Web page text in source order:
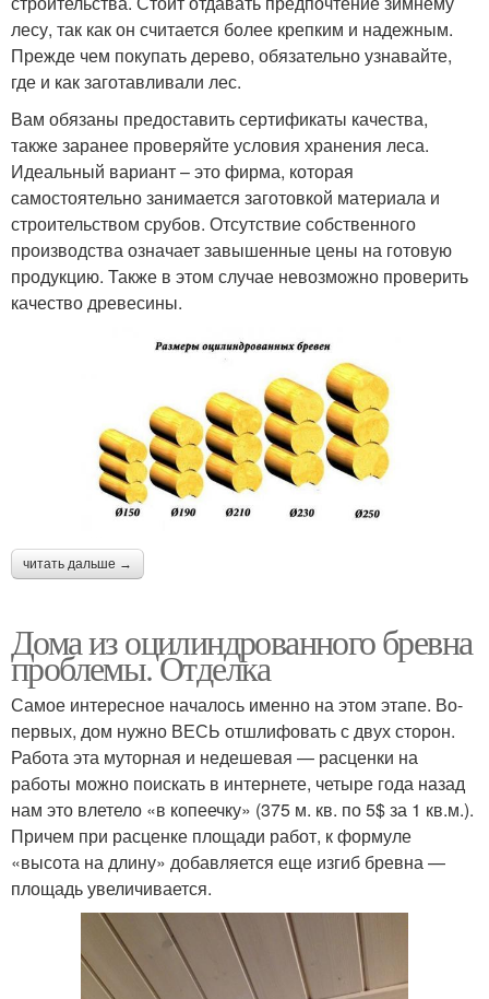
лесу, так как он считается более крепким и надежным.
Прежде чем покупать дерево, обязательно узнавайте,
где и как заготавливали лес.
Вам обязаны предоставить сертификаты качества,
также заранее проверяйте условия хранения леса.
Идеальный вариант – это фирма, которая
самостоятельно занимается заготовкой материала и
строительством срубов. Отсутствие собственного
производства означает завышенные цены на готовую
продукцию. Также в этом случае невозможно проверить
качество древесины.
читать дальше →
Дома из оцилиндрованного бревна
проблемы. Отделка
Самое интересное началось именно на этом этапе. Во-
первых, дом нужно ВЕСЬ отшлифовать с двух сторон.
Работа эта муторная и недешевая — расценки на
работы можно поискать в интернете, четыре года назад
нам это влетело «в копеечку» (375 м. кв. по 5$ за 1 кв.м.).
Причем при расценке площади работ, к формуле
«высота на длину» добавляется еще изгиб бревна —
площадь увеличивается.